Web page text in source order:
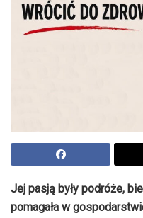
Jej pasją były podróże,
pomagała w